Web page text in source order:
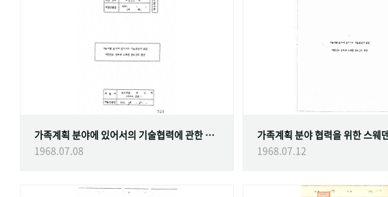
가족계획 분야에 있어서의 기술협력에 관한 대한민국정부와 스웨덴 정부간의 협정
1968.07.08
1968.07.12